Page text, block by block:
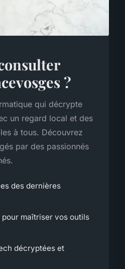
?
qui décrypte
un regard local et des
à tous. Découvrez
par des passionnés
des dernières
pour maîtriser vos outils
décryptées et